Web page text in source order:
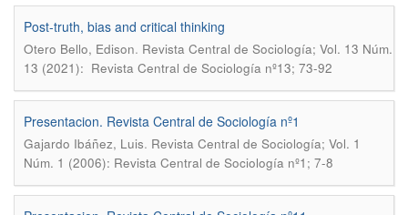
Post-truth, bias and critical thinking
Otero Bello, Edison. Revista Central de Sociología; Vol. 13 Núm.
13 (2021): Revista Central de Sociología nº13; 73-92
Presentacion. Revista Central de Sociología nº1
Gajardo Ibáñez, Luis. Revista Central de Sociología; Vol. 1
Núm. 1 (2006): Revista Central de Sociología nº1; 7-8